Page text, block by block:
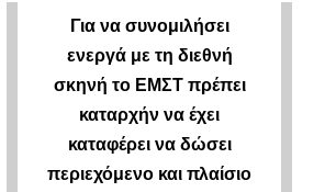
Για να συνομιλήσει
ενεργά με τη διεθνή
σκηνή το ΕΜΣΤ πρέπει
καταρχήν να έχει
καταφέρει να δώσει
περιεχόμενο και πλαίσιο